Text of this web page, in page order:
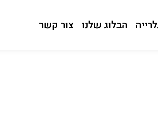
הבלוג שלנו צור קשר